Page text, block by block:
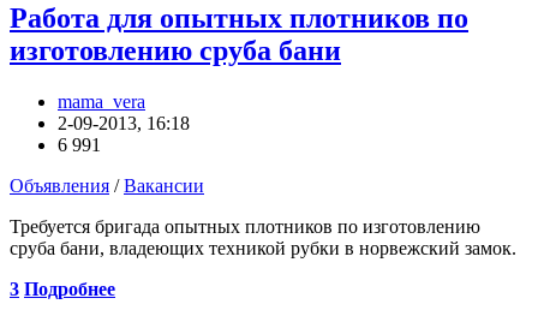
Работа для опытных плотников по
изготовлению сруба бани
mama_vera
2-09-2013, 16:18
6 991
Объявления /Вакансии
Требуется бригада опытных плотников по изготовлению
сруба бани, владеющих техникой рубки в норвежский замок.
3 Подробнее